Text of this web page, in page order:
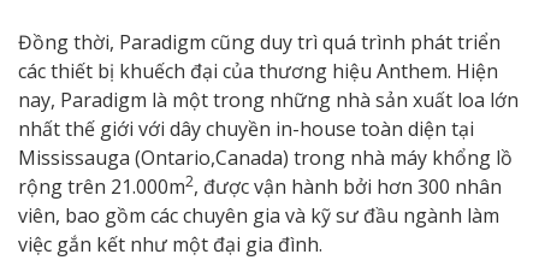
Đồng thời, Paradigm cũng duy trì quá trình phát triển
các thiết bị khuếch đại của thương hiệu Anthem. Hiện
nay, Paradigm là một trong những nhà sản xuất loa lớn
nhất thế giới với dây chuyền in-house toàn diện tại
Mississauga (Ontario,Canada) trong nhà máy khổng lồ
rộng trên 21.000m2, được vận hành bởi hơn 300 nhân
viên, bao gồm các chuyên gia và kỹ sư đầu ngành làm
việc gắn kết như một đại gia đình.